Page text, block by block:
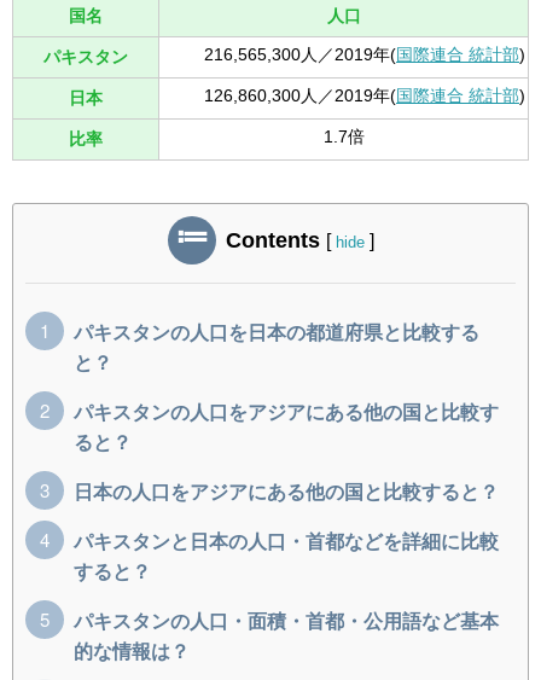
国名 人口
パキスタン 216,565,300人／2019年(国際連合 統計部)
日本 126,860,300人／2019年(国際連合 統計部)
比率 1.7倍
Contents [ hide ]
パキスタンの人口を日本の都道府県と比較する
と？
パキスタンの人口をアジアにある他の国と比較す
ると？
日本の人口をアジアにある他の国と比較すると？
パキスタンと日本の人口・首都などを詳細に比較
すると？
パキスタンの人口・面積・首都・公用語など基本
的な情報は？